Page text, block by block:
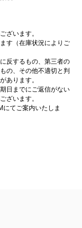
ざいます。
す（在庫状況によりご
反するもの、第三者の
の、その他不適切と判
あります。
日までにご返信がない
ざいます。
てご案内いたしま